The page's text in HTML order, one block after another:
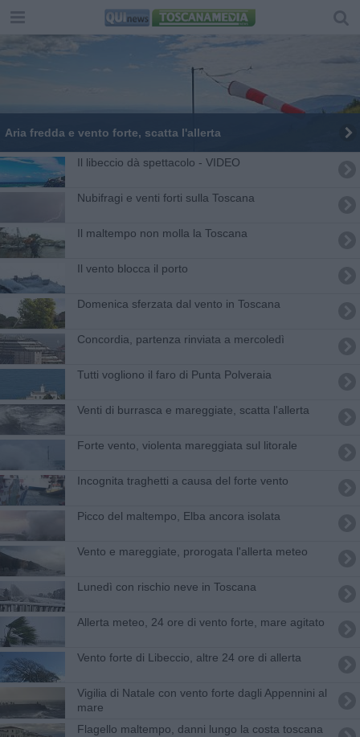
Aria fredda e vento forte, scatta l'allerta
Il libeccio dà spettacolo - VIDEO
Nubifragi e venti forti sulla Toscana
Il maltempo non molla la Toscana
Il vento blocca il porto
Domenica sferzata dal vento in Toscana
Concordia, partenza rinviata a mercoledì
Tutti vogliono il faro di Punta Polveraia
Venti di burrasca e mareggiate, scatta l'allerta
Forte vento, violenta mareggiata sul litorale
Incognita traghetti a causa del forte vento
Picco del maltempo, Elba ancora isolata
Vento e mareggiate, prorogata l'allerta meteo
Lunedì con rischio neve in Toscana
Allerta meteo, 24 ore di vento forte, mare agitato
Vento forte di Libeccio, altre 24 ore di allerta
Vigilia di Natale con vento forte dagli Appennini al
mare
Flagello maltempo, danni lungo la costa toscana